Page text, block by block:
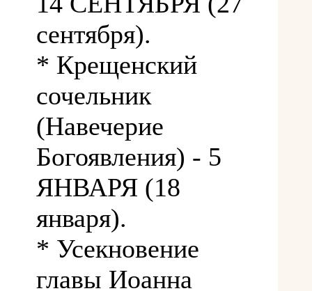
сентября).
* Крещенский
сочельник
(Навечерие
Богоявления) - 5
ЯНВАРЯ (18
января).
* Усекновение
главы Иоанна